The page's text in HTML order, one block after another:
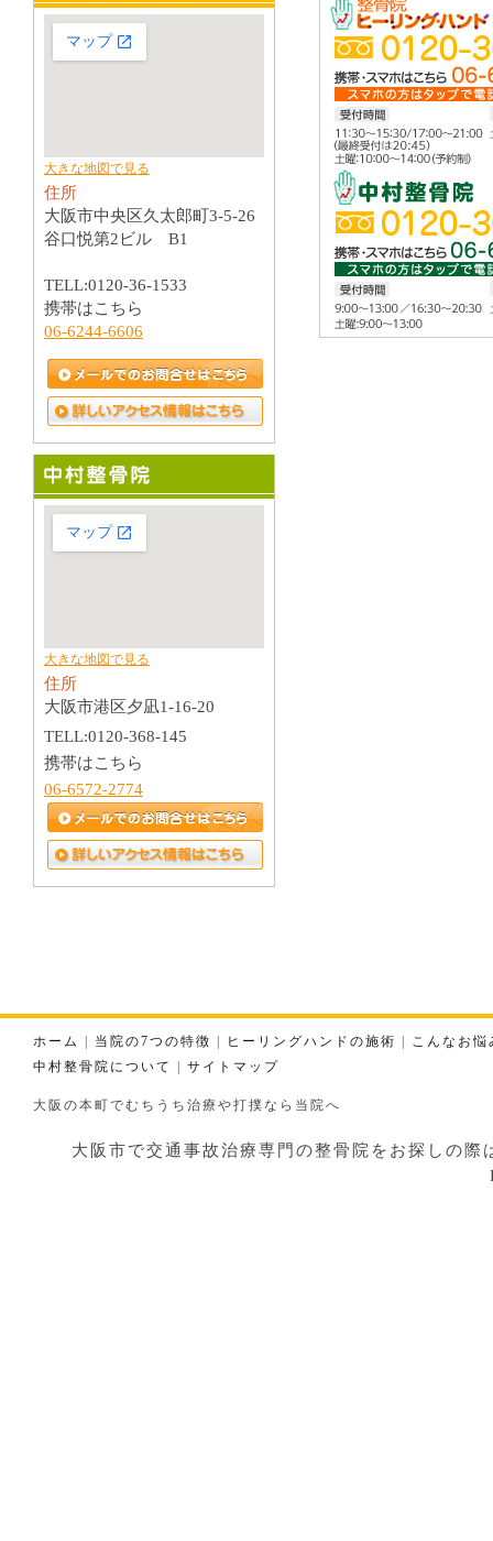
大きな地図で見る
住所
大阪市中央区久太郎町3-5-26
谷口悦第2ビル B1
TELL:0120-36-1533
携帯はこちら
06-6244-6606
大きな地図で見る
住所
大阪市港区夕凪1-16-20
TELL:0120-368-145
携帯はこちら
06-6572-2774
ホーム 当院の7つの特徴 ヒーリングハンドの施術
こんなお悩
中村整骨院について
サイトマップ
大阪の本町でむちうち治療や打撲なら当院へ
大阪市で交通事故治療専門の整骨院をお探しの